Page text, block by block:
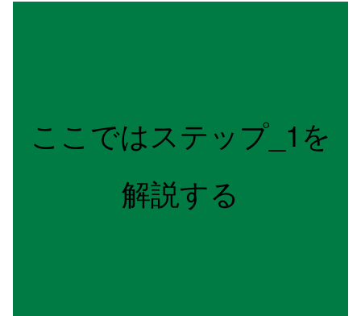
ここではステップ_1を
解説する